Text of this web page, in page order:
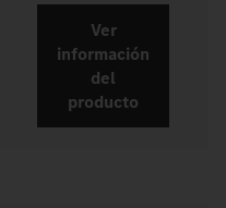
Ver
información
del
producto